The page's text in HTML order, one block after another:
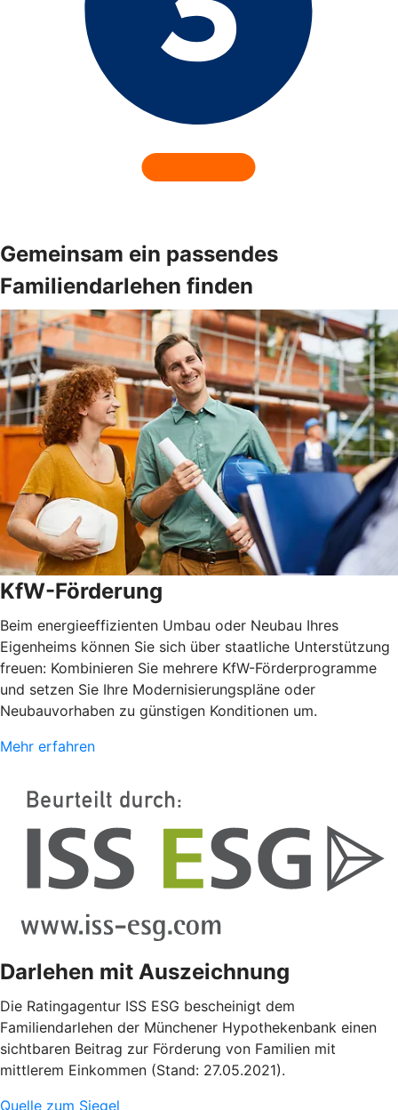
Gemeinsam ein passendes
Familiendarlehen finden
KfW-Förderung
Beim energieeffizienten Umbau oder Neubau Ihres
Eigenheims können Sie sich über staatliche Unterstützung
freuen: Kombinieren Sie mehrere KfW-Förderprogramme
und setzen Sie Ihre Modernisierungspläne oder
Neubauvorhaben zu günstigen Konditionen um.
Mehr erfahren
Darlehen mit Auszeichnung
Die Ratingagentur ISS ESG bescheinigt dem
Familiendarlehen der Münchener Hypothekenbank einen
sichtbaren Beitrag zur Förderung von Familien mit
mittlerem Einkommen (Stand: 27.05.2021).
Quelle zum Siegel